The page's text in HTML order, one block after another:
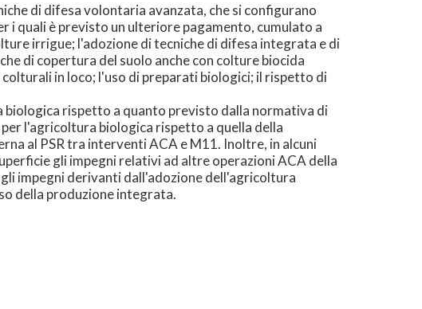
di difesa volontaria avanzata, che si configurano
i quali è previsto un ulteriore pagamento, cumulato a
irrigue; l'adozione di tecniche di difesa integrata e di
di copertura del suolo anche con colture biocida
in loco; l'uso di preparati biologici; il rispetto di
rispetto a quanto previsto dalla normativa di
l'agricoltura biologica rispetto a quella della
al PSR tra interventi ACA e M11. Inoltre, in alcuni
gli impegni relativi ad altre operazioni ACA della
impegni derivanti dall'adozione dell'agricoltura
della produzione integrata.